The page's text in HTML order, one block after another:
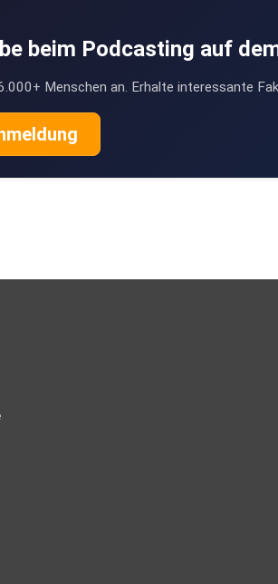
beim Podcasting auf
Menschen an. Erhalte interessante